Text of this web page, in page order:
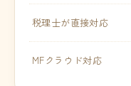
税理士が直接対応
MFクラウド対応